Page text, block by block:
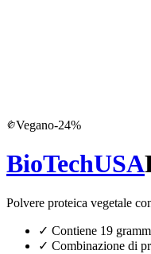
Vegano-24%
BioTechUSA
Polvere proteica vegetale
✓ Contiene 19
✓ Combinazione di